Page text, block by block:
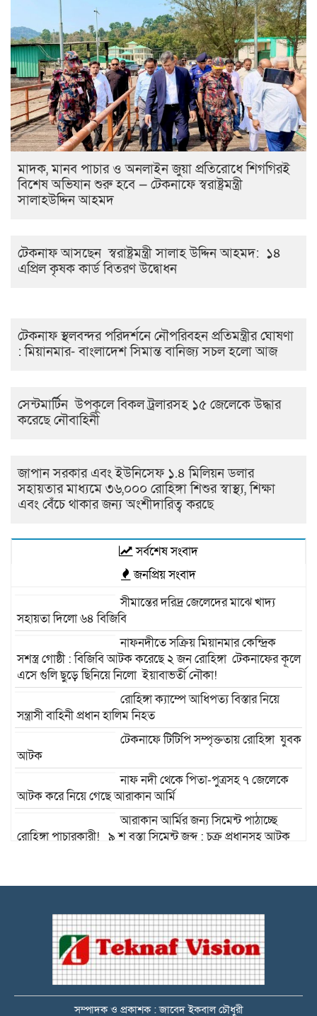
মাদক, মানব পাচার ও অনলাইন জুয়া প্রতিরোধে শিগগিরই
বিশেষ অভিযান শুরু হবে — টেকনাফে স্বরাষ্ট্রমন্ত্রী
সালাহউদ্দিন আহমদ
টেকনাফ আসছেন স্বরাষ্ট্রমন্ত্রী সালাহ উদ্দিন আহমদ: ১৪
এপ্রিল কৃষক কার্ড বিতরণ উদ্বোধন
টেকনাফ স্থলবন্দর পরিদর্শনে নৌপরিবহন প্রতিমন্ত্রীর ঘোষণা
: মিয়ানমার- বাংলাদেশ সিমান্ত বানিজ্য সচল হলো আজ
সেন্টমার্টিন উপকূলে বিকল ট্রলারসহ ১৫ জেলেকে উদ্ধার
করেছে নৌবাহিনী
জাপান সরকার এবং ইউনিসেফ ১.৪ মিলিয়ন ডলার
সহায়তার মাধ্যমে ৩৬,০০০ রোহিঙ্গা শিশুর স্বাস্থ্য, শিক্ষা
এবং বেঁচে থাকার জন্য অংশীদারিত্ব করছে
সর্বশেষ সংবাদ
জনপ্রিয় সংবাদ
সীমান্তের দরিদ্র জেলেদের মাঝে খাদ্য
সহায়তা দিলো ৬৪ বিজিবি
নাফনদীতে সক্রিয় মিয়ানমার কেন্দ্রিক
সশস্ত্র গোষ্ঠী : বিজিবি আটক করেছে ২ জন রোহিঙ্গা টেকনাফের কূলে
এসে গুলি ছুড়ে ছিনিয়ে নিলো ইয়াবাভর্তী নৌকা!
রোহিঙ্গা ক্যাম্পে আধিপত্য বিস্তার নিয়ে
সন্ত্রাসী বাহিনী প্রধান হালিম নিহত
টেকনাফে টিটিপি সম্পৃক্ততায় রোহিঙ্গা যুবক
আটক
নাফ নদী থেকে পিতা-পুত্রসহ ৭ জেলেকে
আটক করে নিয়ে গেছে আরাকান আর্মি
আরাকান আর্মির জন্য সিমেন্ট পাঠাচ্ছে
রোহিঙ্গা পাচারকারী! ৯ শ বস্তা সিমেন্ট জব্দ : চক্র প্রধানসহ আটক
টেকনাফে বিদেশি পিস্তলসহ
মানবপাচারকারীকে আটক
টেকনাফে কালাবদা ও মুর্শেদ ডাকাত
সম্পাদক ও প্রকাশক : জাবেদ ইকবাল চৌধুরী